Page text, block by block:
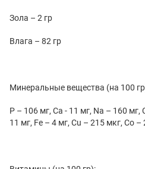
Зола – 2 гр
Влага – 82 гр
Минеральные вещества (на 100
P – 106 мг, Ca - 11 мг, Na – 160 мг,
11 мг, Fe – 4 мг, Cu – 215 мкг, Co